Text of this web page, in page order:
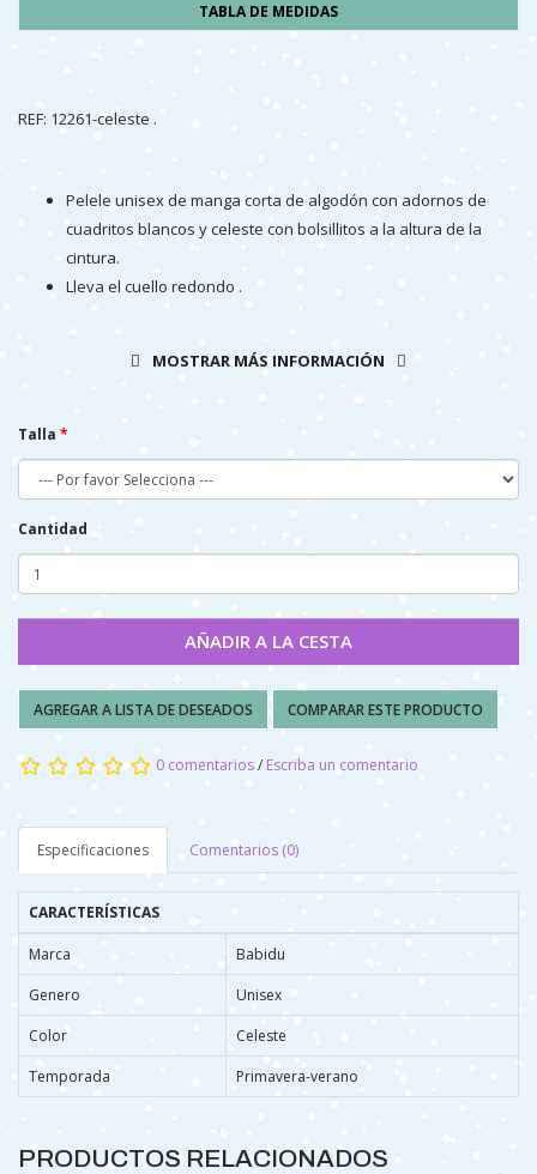
TABLA DE MEDIDAS
REF: 12261-celeste .
Pelele unisex de manga corta de algodón con adornos de
cuadritos blancos y celeste con bolsillitos a la altura de la
cintura.
Lleva el cuello redondo .
Se abrocha por detrás con botones de corchete que facilitan
Se puede usar tanto como prenda de diario como de piajama.
MOSTRAR MÁS INFORMACIÓN
Talla
Cantidad
AÑADIR A LA CESTA
AGREGAR A LISTA DE DESEADOS COMPARAR ESTE PRODUCTO
0 comentarios/Escriba un comentario
Especificaciones Comentarios (0)
CARACTERÍSTICAS
Marca
Babidu
Genero
Unisex
Color
Celeste
Temporada
Primavera-verano
PRODUCTOS RELACIONADOS